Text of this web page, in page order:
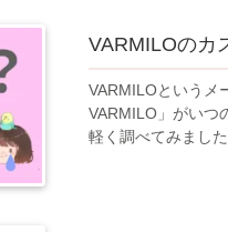
VARMILOのカ
VARMILOというメ
VARMILO」がいつ
軽く調べてみました